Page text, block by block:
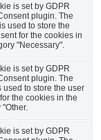
is set by GDPR
plugin. The
used to store the
for the cookies in
"Necessary".
is set by GDPR
plugin. The
used to store the user
the cookies in the
"Other.
is set by GDPR